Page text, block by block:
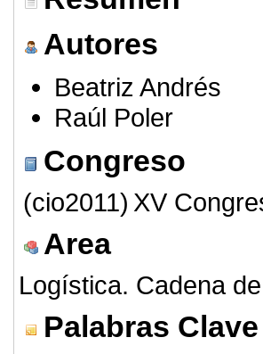
Autores
Beatriz Andrés
Raúl Poler
Congreso
(cio2011) XV
Area
Logística. Cadena
Palabras Clave